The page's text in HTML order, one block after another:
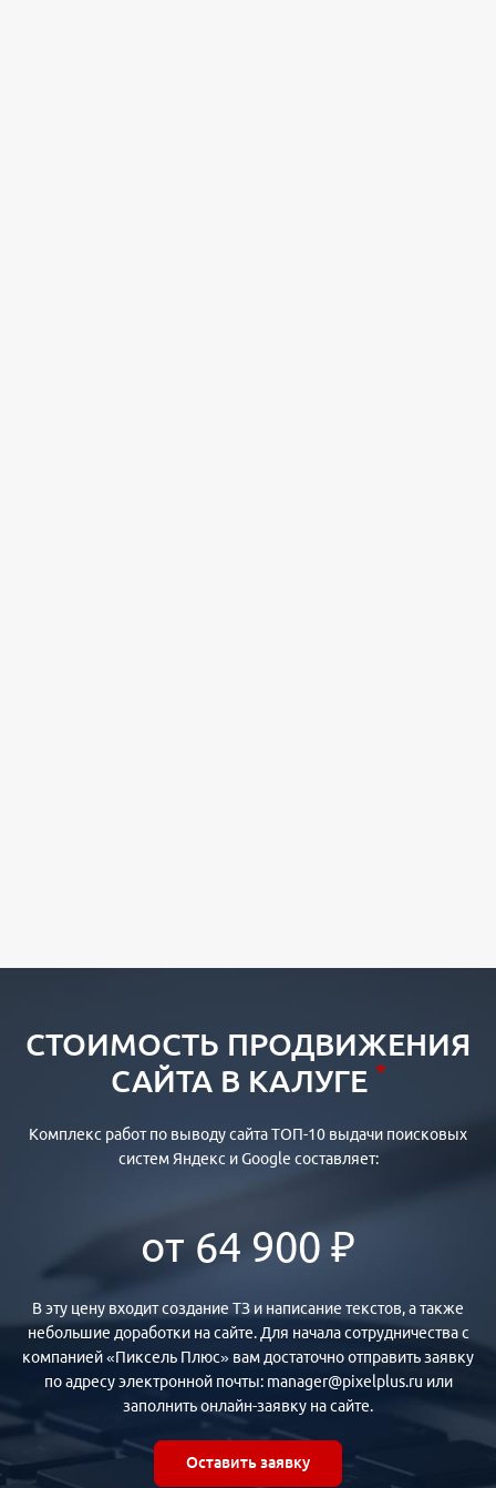
СТОИМОСТЬ ПРОДВИЖЕНИЯ
САЙТА В КАЛУГЕ *
Комплекс работ по выводу сайта ТОП-10 выдачи поисковых
систем Яндекс и Google составляет:
от 64 900 ₽
В эту цену входит создание ТЗ и написание текстов, а также
небольшие доработки на сайте. Для начала сотрудничества с
компанией «Пиксель Плюс» вам достаточно отправить заявку
по адресу электронной почты: manager@pixelplus.ru или
заполнить онлайн-заявку на сайте.
Оставить заявку